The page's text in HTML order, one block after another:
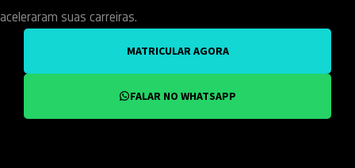
aceleraram suas carreiras.
MATRICULAR AGORA
FALAR NO WHATSAPP